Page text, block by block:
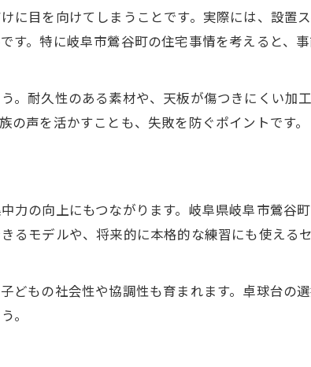
けやすい卓球生活の始め方
める子どもとの卓球習慣づくり
スしやすい子ども用卓球台の見極め方
使える卓球台の選び方のコツ
目を向けてしまうことです。実際には、設置
す。特に岐阜市鶯谷町の住宅事情を考えると、
。耐久性のある素材や、天板が傷つきにくい加
声を活かすことも、失敗を防ぐポイントです。
力の向上にもつながります。岐阜県岐阜市鶯谷
るモデルや、将来的に本格的な練習にも使える
どもの社会性や協調性も育まれます。卓球台の
。